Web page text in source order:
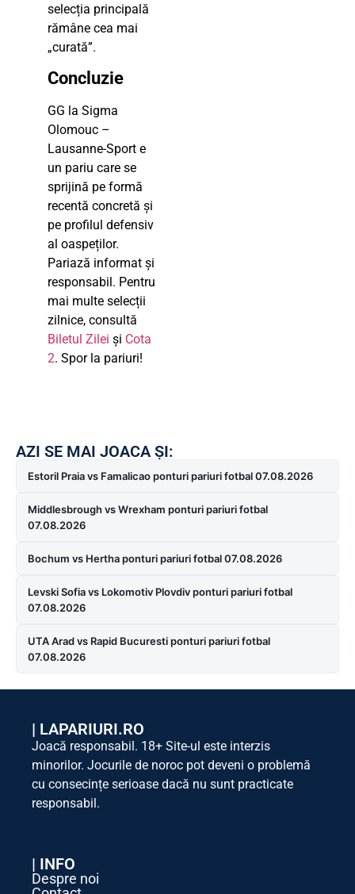
selecția principală
rămâne cea mai
„curată”.
Concluzie
GG la Sigma
Olomouc –
Lausanne-Sport e
un pariu care se
sprijină pe formă
recentă concretă și
pe profilul defensiv
al oaspeților.
Pariază informat și
responsabil. Pentru
mai multe selecții
zilnice, consultă
Biletul Zilei și Cota
2. Spor la pariuri!
AZI SE MAI JOACA ȘI:
Estoril Praia vs Famalicao ponturi pariuri fotbal 07.08.2026
Middlesbrough vs Wrexham ponturi pariuri fotbal
07.08.2026
Bochum vs Hertha ponturi pariuri fotbal 07.08.2026
Levski Sofia vs Lokomotiv Plovdiv ponturi pariuri fotbal
07.08.2026
UTA Arad vs Rapid Bucuresti ponturi pariuri fotbal
07.08.2026
| LAPARIURI.RO
Joacă responsabil. 18+ Site-ul este interzis
minorilor. Jocurile de noroc pot deveni o problemă
cu consecințe serioase dacă nu sunt practicate
responsabil.
| INFO
Despre noi